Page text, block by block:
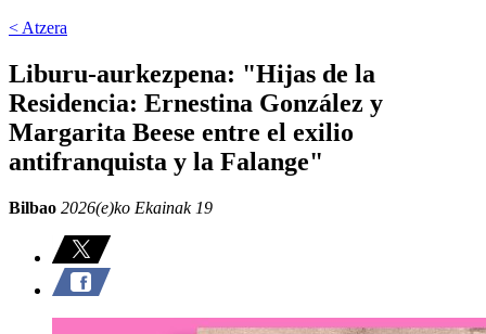
< Atzera
Liburu-aurkezpena: "Hijas de la
Residencia: Ernestina González y
Margarita Beese entre el exilio
antifranquista y la Falange"
Bilbao 2026(e)ko Ekainak 19